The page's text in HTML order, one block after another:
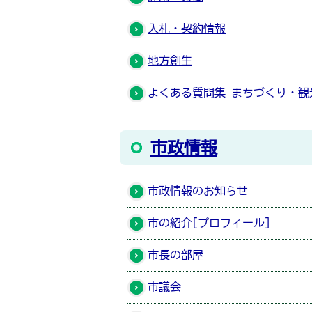
入札・契約情報
地方創生
よくある質問集 まちづくり・観
市政情報
市政情報のお知らせ
市の紹介[プロフィール]
市長の部屋
市議会